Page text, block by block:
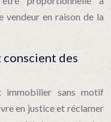
vendeur en raison de la
conscient des
immobilier sans motif
en justice et réclamer